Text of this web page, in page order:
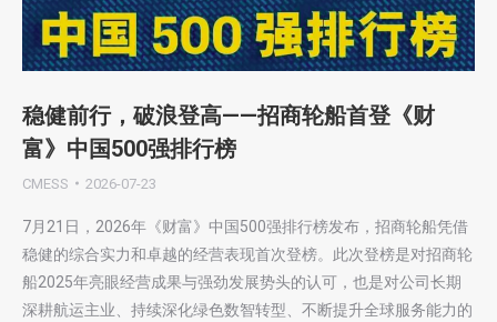
稳健前行，破浪登高——招商轮船首登《财
富》中国500强排行榜
CMESS 2026-07-23
7月21日，2026年《财富》中国500强排行榜发布，招商轮船凭借
稳健的综合实力和卓越的经营表现首次登榜。此次登榜是对招商轮
船2025年亮眼经营成果与强劲发展势头的认可，也是对公司长期
深耕航运主业、持续深化绿色数智转型、不断提升全球服务能力的